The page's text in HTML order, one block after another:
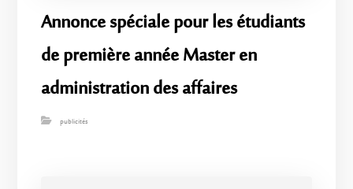
Annonce spéciale pour les étudiants
de première année Master en
administration des affaires
publicités